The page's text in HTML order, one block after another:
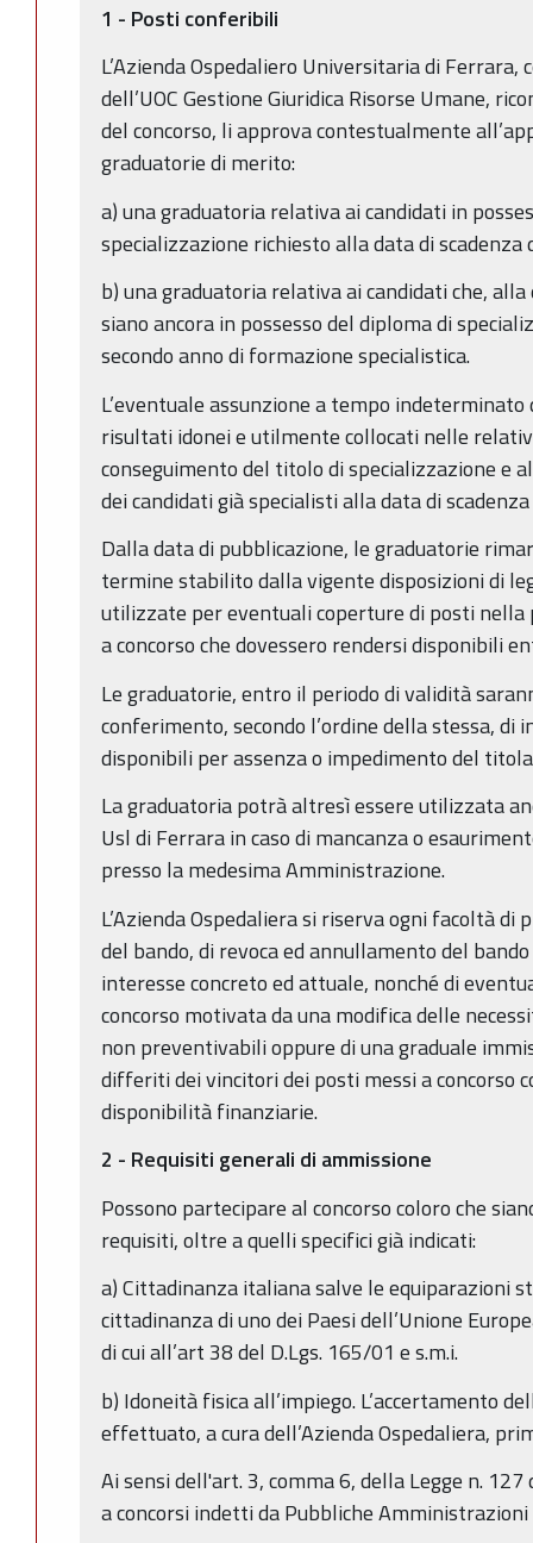
1 - Posti conferibili
L’Azienda Ospedaliero Universitaria di
dell’UOC Gestione Giuridica Risorse Umane,
del concorso, li approva contestualmente
graduatorie di merito:
a) una graduatoria relativa ai candidati in
specializzazione richiesto alla data di scadenza
b) una graduatoria relativa ai candidati che,
siano ancora in possesso del diploma di
secondo anno di formazione specialistica.
L’eventuale assunzione a tempo
risultati idonei e utilmente collocati nelle
conseguimento del titolo di specializzazione e
dei candidati già specialisti alla data di
Dalla data di pubblicazione, le graduatorie
termine stabilito dalla vigente disposizioni di
utilizzate per eventuali coperture di posti nella
a concorso che dovessero rendersi disponibili
Le graduatorie, entro il periodo di validità
conferimento, secondo l’ordine della stessa, di
disponibili per assenza o impedimento del
La graduatoria potrà altresì essere utilizzata
Usl di Ferrara in caso di mancanza o
presso la medesima Amministrazione.
L’Azienda Ospedaliera si riserva ogni facoltà
del bando, di revoca ed annullamento del
interesse concreto ed attuale, nonché di
concorso motivata da una modifica delle
non preventivabili oppure di una graduale
differiti dei vincitori dei posti messi a concorso
disponibilità finanziarie.
2 - Requisiti generali di ammissione
Possono partecipare al concorso coloro che
requisiti, oltre a quelli specifici già indicati:
a) Cittadinanza italiana salve le equiparazioni
cittadinanza di uno dei Paesi dell’Unione
di cui all’art 38 del D.Lgs. 165/01 e s.m.i.
b) Idoneità fisica all’impiego. L’accertamento
effettuato, a cura dell’Azienda Ospedaliera,
Ai sensi dell'art. 3, comma 6, della Legge n.
a concorsi indetti da Pubbliche